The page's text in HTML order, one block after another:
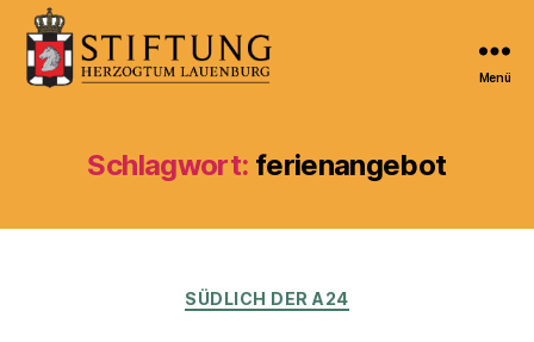
Stiftung
Herzogtum
Menü
Schlagwort: ferienangebot
Kategorien
SÜDLICH DER A24